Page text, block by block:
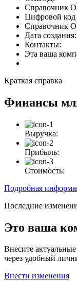
Справочник
Цифровой
Справочник
Дата создания:
Контакты:
Эта ваша
Краткая справка
Финансы
Выручка:
Прибыль:
Стоимость:
Подробная
Последние
Это ваша
Внесите
через удобный
Внести изменения